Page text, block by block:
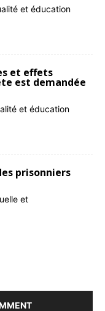
et éducation
et effets
est demandée
et éducation
prisonniers
et